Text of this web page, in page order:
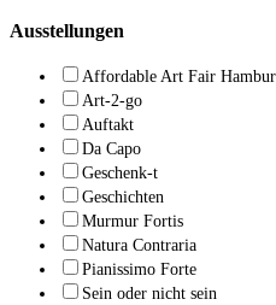
Ausstellungen
Affordable Art Fair
Art-2-go
Auftakt
Da Capo
Geschenk-t
Geschichten
Murmur Fortis
Natura Contraria
Pianissimo Forte
Sein oder nicht sein